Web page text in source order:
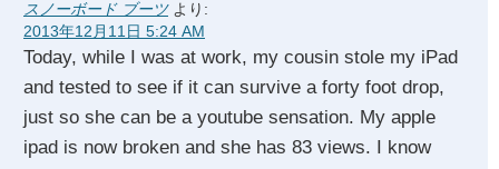
スノーボード ブーツ より:
2013年12月11日 5:24 AM
Today, while I was at work, my cousin stole my iPad
and tested to see if it can survive a forty foot drop,
just so she can be a youtube sensation. My apple
ipad is now broken and she has 83 views. I know